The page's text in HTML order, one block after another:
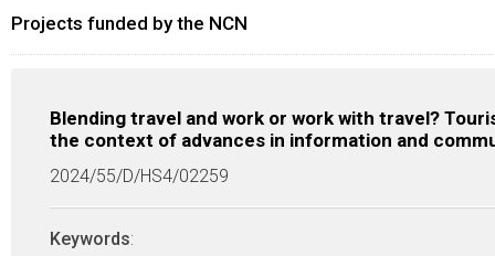
Projects funded by the NCN
Blending travel and work or work with travel?
the context of advances in information and
2024/55/D/HS4/02259
Keywords: